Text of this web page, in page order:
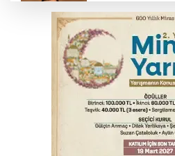
kaybetti
İş makinesinin
operatör
Babasını
hayatını kaybetti